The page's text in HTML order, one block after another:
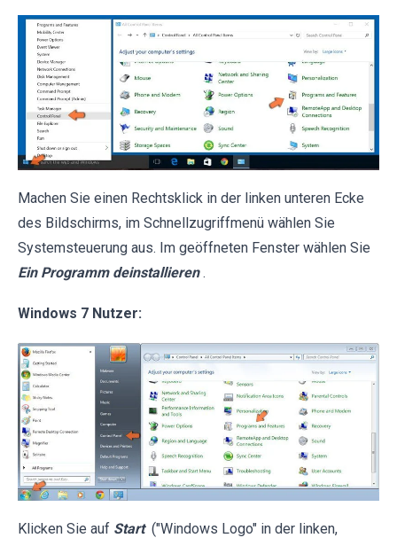
Machen Sie einen Rechtsklick in der linken unteren Ecke
des Bildschirms, im Schnellzugriffmenü wählen Sie
Systemsteuerung aus. Im geöffneten Fenster wählen Sie
Ein Programm deinstallieren .
Windows 7 Nutzer:
Klicken Sie auf Start ("Windows Logo" in der linken,